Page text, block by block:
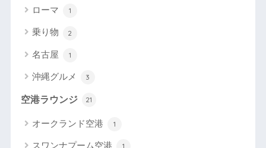
ローマ 1
乗り物 2
名古屋 1
沖縄グルメ 3
空港ラウンジ 21
オークランド空港 1
スワンナプーム空港 1